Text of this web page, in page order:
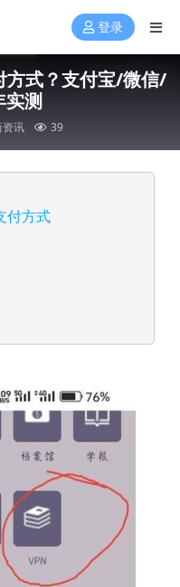
登录
方式？支付宝/微信/
测
资讯 39
付方式